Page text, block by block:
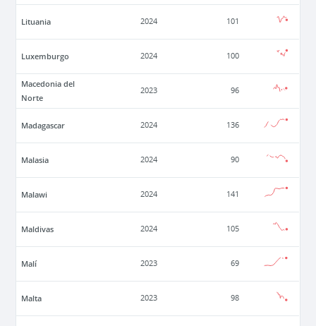
Lituania 2024 101
Luxemburgo 2024 100
Macedonia del
Norte
2023 96
Madagascar 2024 136
Malasia 2024 90
Malawi 2024 141
Maldivas 2024 105
Malí 2023 69
Malta 2023 98